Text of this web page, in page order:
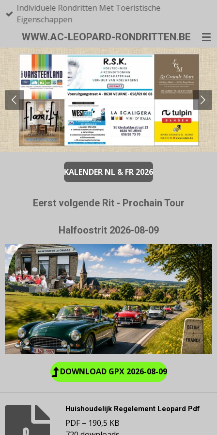
Ga
direct
hoofdinhoud
WWW.AC-LEOPARD-RONDRITTEN.BE
Individuele Rondritten Met Toeristische
Eigenschappen
KALENDER NL & FR 2026
Eerst volgende Rit - Prochain Tour
Halfoostrit 2026-08-09
DOWNLOAD GPX 2026-08-09
Huishoudelijk Regelement Leopard Pdf
PDF – 190,5 KB